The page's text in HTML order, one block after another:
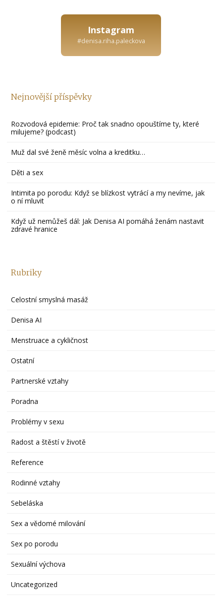
Instagram
#denisa.riha.paleckova
Nejnovější příspěvky
Rozvodová epidemie: Proč tak snadno opouštíme ty, které
milujeme? (podcast)
Muž dal své ženě měsíc volna a kreditku…
Děti a sex
Intimita po porodu: Když se blízkost vytrácí a my nevíme, jak
o ní mluvit
Když už nemůžeš dál: Jak Denisa AI pomáhá ženám nastavit
zdravé hranice
Rubriky
Celostní smyslná masáž
Denisa AI
Menstruace a cykličnost
Ostatní
Partnerské vztahy
Poradna
Problémy v sexu
Radost a štěstí v životě
Reference
Rodinné vztahy
Sebeláska
Sex a vědomé milování
Sex po porodu
Sexuální výchova
Uncategorized